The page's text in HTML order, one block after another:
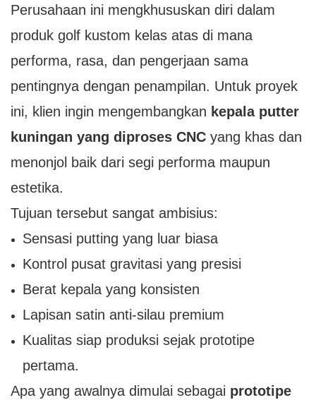
Perusahaan ini mengkhususkan diri dalam
produk golf kustom kelas atas di mana
performa, rasa, dan pengerjaan sama
pentingnya dengan penampilan. Untuk proyek
ini, klien ingin mengembangkan kepala putter
kuningan yang diproses CNC yang khas dan
menonjol baik dari segi performa maupun
estetika.
Tujuan tersebut sangat ambisius:
Sensasi putting yang luar biasa
Kontrol pusat gravitasi yang presisi
Berat kepala yang konsisten
Lapisan satin anti-silau premium
Kualitas siap produksi sejak prototipe
pertama.
Apa yang awalnya dimulai sebagai prototipe